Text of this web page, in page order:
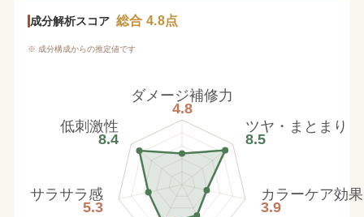
成分解析スコア 総合 4.8点
※ 成分構成からの推定値です
ダメージ補修力
4.8
ツヤ・まとまり
8.5
カラーケア効果
3.9
サラサラ感
5.3
低刺激性
8.4